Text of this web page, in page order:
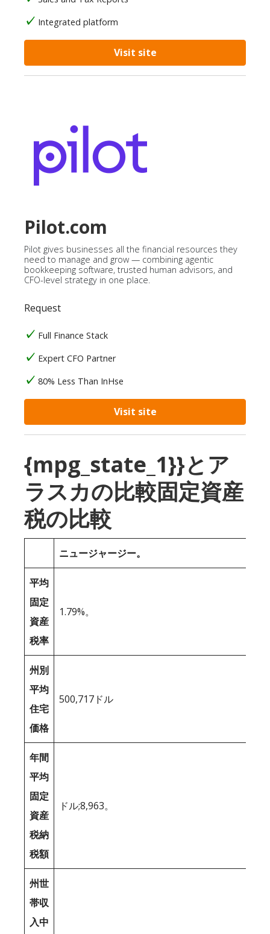
Integrated platform
Visit site
Pilot.com
Pilot gives businesses all the financial resources they
need to manage and grow — combining agentic
bookkeeping software, trusted human advisors, and
CFO-level strategy in one place.
Request
Full Finance Stack
Expert CFO Partner
80% Less Than InHse
Visit site
{mpg_state_1}}とア
ラスカの比較固定資産
税の比較
ニュージャージー。
平均
固定
資産
税率
1.79%。
州別
平均
住宅
価格
500,717ドル
年間
平均
固定
資産
税納
税額
ドル;8,963。
州世
帯収
入中